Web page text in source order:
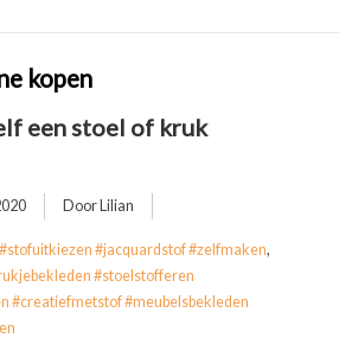
kopen
een stoel of kruk
Door Lilian
#jacquardstof #zelfmaken,
#stoelstofferen
#creatiefmetstof #meubelsbekleden